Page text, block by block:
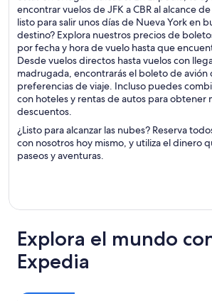
encontrar vuelos de JFK a CBR al alcance
listo para salir unos días de Nueva York en
destino? Explora nuestros precios de
por fecha y hora de vuelo hasta que
Desde vuelos directos hasta vuelos con
madrugada, encontrarás el boleto de avión
preferencias de viaje. Incluso puedes
con hoteles y rentas de autos para obtener
descuentos.
¿Listo para alcanzar las nubes? Reserva
con nosotros hoy mismo, y utiliza el dinero
paseos y aventuras.
Explora el mundo
Expedia